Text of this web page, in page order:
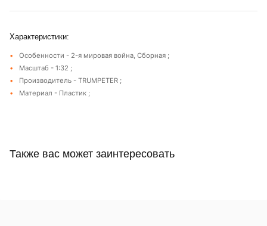
Характеристики:
Особенности - 2-я мировая война, Сборная ;
Масштаб - 1:32 ;
Производитель - TRUMPETER ;
Материал - Пластик ;
Также вас может заинтересовать